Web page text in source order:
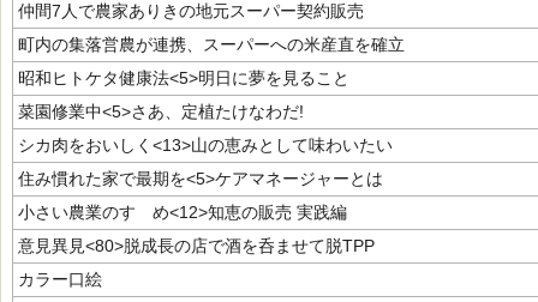
仲間7人で農家ありきの地元スーパー契約販売
町内の集落営農が連携、スーパーへの米産直を確立
昭和ヒトケタ健康法<5>明日に夢を見ること
菜園修業中<5>さあ、定植たけなわだ!
シカ肉をおいしく<13>山の恵みとして味わいたい
住み慣れた家で最期を<5>ケアマネージャーとは
小さい農業のすゝめ<12>知恵の販売 実践編
意見異見<80>脱成長の店で酒を呑ませて脱TPP
カラー口絵